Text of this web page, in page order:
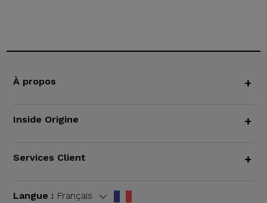
À propos +
Inside Origine +
Services Client +
Langue : Français